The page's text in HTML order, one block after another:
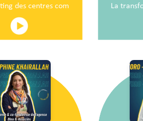
des centres commerciaux au service
La